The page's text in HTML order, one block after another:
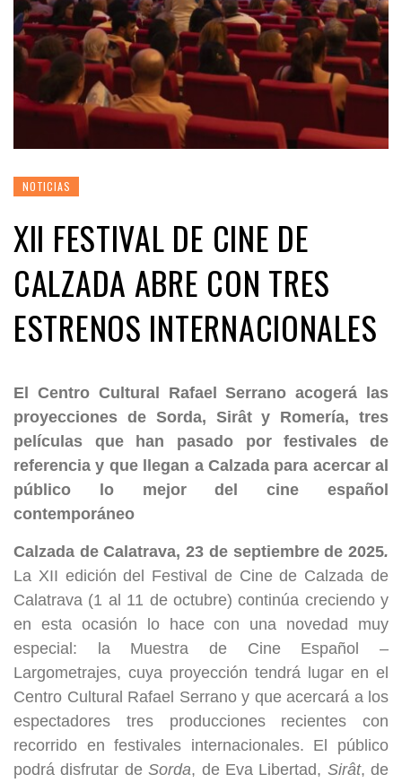
NOTICIAS
XII FESTIVAL DE CINE DE
CALZADA ABRE CON TRES
ESTRENOS INTERNACIONALES
El Centro Cultural Rafael Serrano acogerá las
proyecciones de Sorda, Sirât y Romería, tres
películas que han pasado por festivales de
referencia y que llegan a Calzada para acercar al
público lo mejor del cine español
contemporáneo
Calzada de Calatrava, 23 de septiembre de 2025.
La XII edición del Festival de Cine de Calzada de
Calatrava (1 al 11 de octubre) continúa creciendo y
en esta ocasión lo hace con una novedad muy
especial: la Muestra de Cine Español –
Largometrajes, cuya proyección tendrá lugar en el
Centro Cultural Rafael Serrano y que acercará a los
espectadores tres producciones recientes con
recorrido en festivales internacionales. El público
podrá disfrutar deSorda, de Eva Libertad, Sirât, de